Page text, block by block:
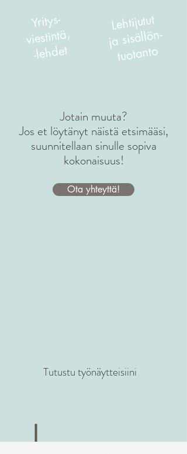
Yritys-
viestintä,
-lehdet
Lehtijutut
ja sisällön-
tuotanto
Jotain muuta?
Jos et löytänyt näistä etsimääsi,
suunnitellaan sinulle sopiva
kokonaisuus!
Ota yhteyttä!
Tutustu työnäytteisiini